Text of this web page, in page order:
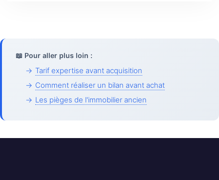
📖 Pour aller plus loin :
→ Tarif expertise avant acquisition
→ Comment réaliser un bilan avant achat
→ Les pièges de l'immobilier ancien